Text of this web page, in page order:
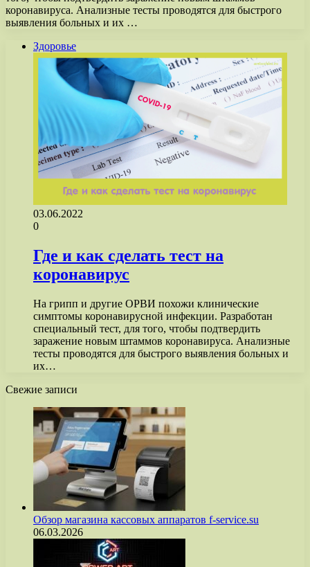
коронавируса. Анализные тесты проводятся для быстрого
выявления больных и их …
Здоровье
03.06.2022
0
Где и как сделать тест на
коронавирус
На грипп и другие ОРВИ похожи клинические
симптомы коронавирусной инфекции. Разработан
специальный тест, для того, чтобы подтвердить
заражение новым штаммов коронавируса. Анализные
тесты проводятся для быстрого выявления больных и
их…
Свежие записи
Обзор магазина кассовых аппаратов f-service.su
06.03.2026